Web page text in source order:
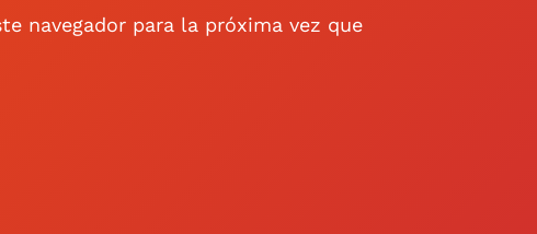
navegador para la próxima vez que